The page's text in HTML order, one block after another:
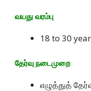
வயது வரம்பு
18 to 30
தேர்வு நடைமுறை
எழுத்துத்